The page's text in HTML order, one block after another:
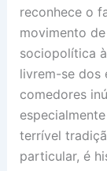
reconhece o
movimento
sociopolítica
livrem-se dos
comedores
terrível
particular, é